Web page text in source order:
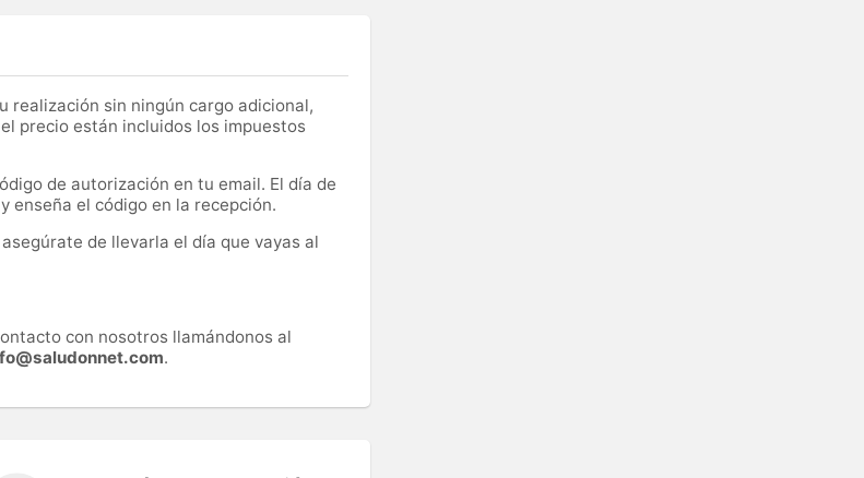
realización sin ningún cargo adicional,
precio están incluidos los impuestos
de autorización en tu email. El día de
enseña el código en la recepción.
de llevarla el día que vayas al
con nosotros llamándonos al
.